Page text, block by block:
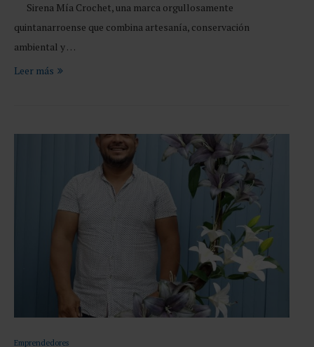
Sirena Mía Crochet, una marca orgullosamente
quintanarroense que combina artesanía, conservación
ambiental y …
Leer más
Emprendedores